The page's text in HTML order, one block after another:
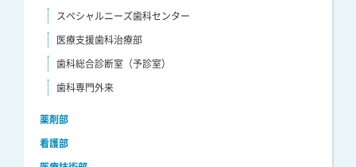
スペシャルニーズ歯科センター
医療支援歯科治療部
歯科総合診断室（予診室）
歯科専門外来
薬剤部
看護部